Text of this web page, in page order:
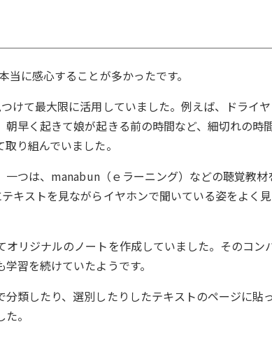
当に感心することが多かったです。
けて最大限に活用していました。例えば、ドライヤ
早く起きて娘が起きる前の時間など、細切れの時
り組んでいました。
つは、manabun（ｅラーニング）などの聴覚教材
キストを見ながらイヤホンで聞いている姿をよく見
リジナルのノートを作成していました。そのコン
習を続けていたようです。
類したり、選別したりしたテキストのページに貼
。